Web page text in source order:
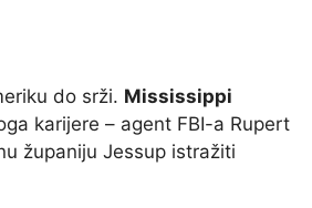
do srži. Mississippi
karijere – agent FBI-a Rupert
županiju Jessup istražiti